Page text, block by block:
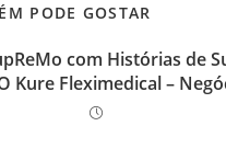
PODE GOSTAR
com Histórias de
Kure Fleximedical –